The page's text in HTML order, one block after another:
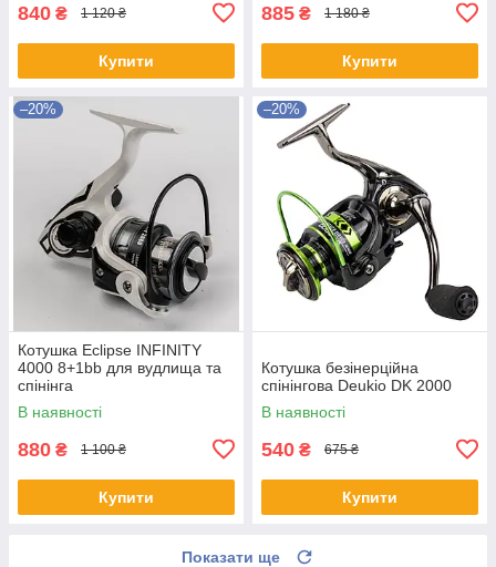
840 ₴ 1 120 ₴
Купити
885 ₴ 1 180 ₴
Купити
–20%
Котушка Eclipse INFINITY
4000 8+1bb для вудлища та
спінінга
В наявності
880 ₴ 1 100 ₴
Купити
–20%
Котушка безінерційна
спінінгова Deukio DK 2000
В наявності
540 ₴ 675 ₴
Купити
Показати ще